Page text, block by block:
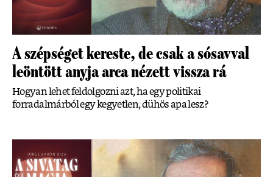
A szépséget kereste, de csak a sósavval
leöntött anyja arca nézett vissza rá
Hogyan lehet feldolgozni azt, ha egy politikai
forradalmárból egy kegyetlen, dühös apa lesz?